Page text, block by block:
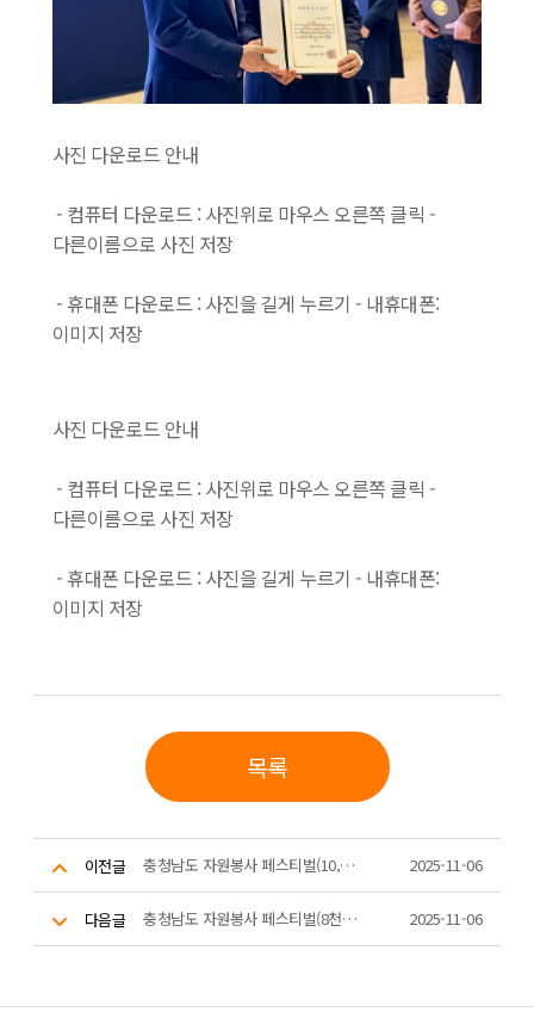
사진 다운로드 안내
- 컴퓨터 다운로드 : 사진위로 마우스 오른쪽 클릭 -
다른이름으로 사진 저장
- 휴대폰 다운로드 : 사진을 길게 누르기 - 내휴대폰:
이미지 저장
사진 다운로드 안내
- 컴퓨터 다운로드 : 사진위로 마우스 오른쪽 클릭 -
다른이름으로 사진 저장
- 휴대폰 다운로드 : 사진을 길게 누르기 - 내휴대폰:
이미지 저장
목록
이전글 충청남도 자원봉사 페스티벌(10,000시간~20,000시간 수상자) 2025-11-06
다음글 충청남도 자원봉사 페스티벌(8천시간 우수봉사자 런웨이 무대) 2025-11-06